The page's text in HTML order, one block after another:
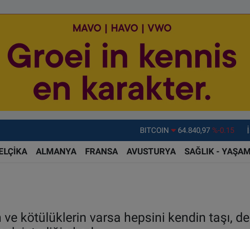
DOLAR 47,7436 %0.18
EURO
55,2510 %0.32
BITCOIN
64.840,97 %-0.15
ALMANYA FRANSA AVUSTURYA SAĞLIK - YAŞAM
ve kötülüklerin varsa hepsini kendin taşı,